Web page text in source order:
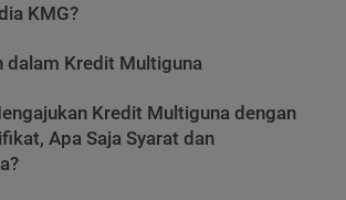
KMG?
dalam Kredit Multiguna
Kredit Multiguna dengan
Apa Saja Syarat dan